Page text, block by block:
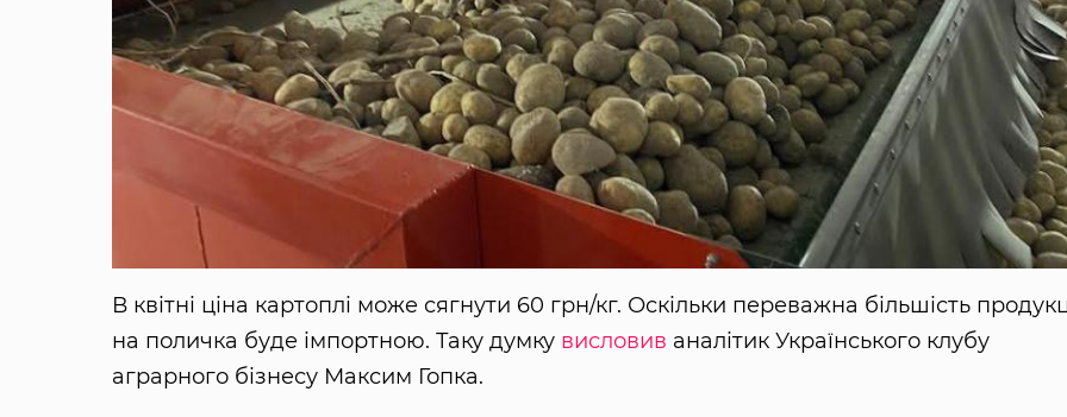
В квітні ціна картоплі може сягнути 60 грн/кг. Оскільки переважна більшість
на поличка буде імпортною. Таку думку висловив аналітик Українського клубу
аграрного бізнесу Максим Гопка.